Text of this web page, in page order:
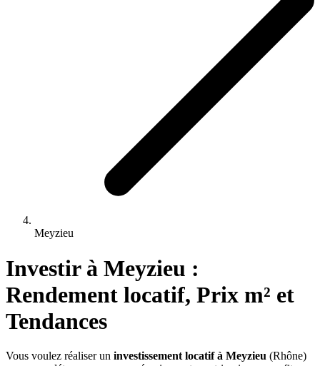
Meyzieu
Investir à Meyzieu :
Rendement locatif, Prix m² et
Tendances
Vous voulez réaliser un investissement locatif à Meyzieu (Rhône)